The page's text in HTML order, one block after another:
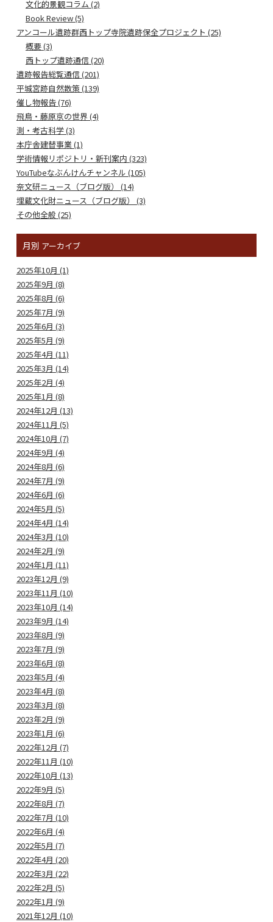
文化的景観コラム (2)
Book Review (5)
アンコール遺跡群西トップ寺院遺跡保全プロジェクト (25)
概要 (3)
西トップ遺跡通信 (20)
遺跡報告総覧通信 (201)
平城宮跡自然散策 (139)
催し物報告 (76)
飛鳥・藤原京の世界 (4)
測・考古科学 (3)
本庁舎建替事業 (1)
学術情報リポジトリ・新刊案内 (323)
YouTubeなぶんけんチャンネル (105)
奈文研ニュース（ブログ版） (14)
埋蔵文化財ニュース（ブログ版） (3)
その他全般 (25)
月別 アーカイブ
2025年10月 (1)
2025年9月 (8)
2025年8月 (6)
2025年7月 (9)
2025年6月 (3)
2025年5月 (9)
2025年4月 (11)
2025年3月 (14)
2025年2月 (4)
2025年1月 (8)
2024年12月 (13)
2024年11月 (5)
2024年10月 (7)
2024年9月 (4)
2024年8月 (6)
2024年7月 (9)
2024年6月 (6)
2024年5月 (5)
2024年4月 (14)
2024年3月 (10)
2024年2月 (9)
2024年1月 (11)
2023年12月 (9)
2023年11月 (10)
2023年10月 (14)
2023年9月 (14)
2023年8月 (9)
2023年7月 (9)
2023年6月 (8)
2023年5月 (4)
2023年4月 (8)
2023年3月 (8)
2023年2月 (9)
2023年1月 (6)
2022年12月 (7)
2022年11月 (10)
2022年10月 (13)
2022年9月 (5)
2022年8月 (7)
2022年7月 (10)
2022年6月 (4)
2022年5月 (7)
2022年4月 (20)
2022年3月 (22)
2022年2月 (5)
2022年1月 (9)
2021年12月 (10)